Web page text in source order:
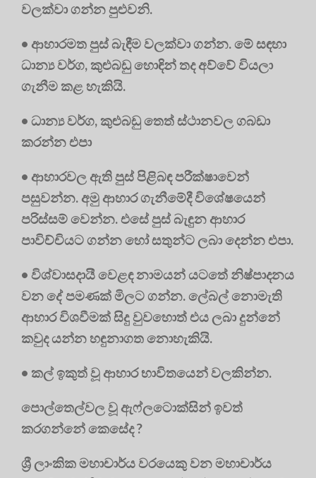
වලක්වා ගන්න පුළුවනි.
• ආහාරමත පුස් බැඳීම වලක්වා ගන්න. මේ සඳහා
ධාන්‍ය වර්ග, කුළුබඩු හොඳින් තද අව්වේ වියලා
ගැනීම කළ හැකියි.
• ධාන්‍ය වර්ග, කුළුබඩු තෙත් ස්ථානවල ගබඩා
කරන්න එපා
• ආහාරවල ඇති පුස් පිළිබඳ පරීක්ෂාවෙන්
පසුවන්න. අමු ආහාර ගැනීමේදී විශේෂයෙන්
පරිස්සම් වෙන්න. එසේ පුස් බැඳුන ආහාර
පාවිච්චියට ගන්න හෝ සතුන්ට ලබා දෙන්න එපා.
• විශ්වාසදායී වෙළඳ නාමයන් යටතේ නිෂ්පාදනය
වන දේ පමණක් මිලට ගන්න. ලේබල් නොමැති
ආහාර විශවීමක් සිදු වුවහොත් එය ලබා දුන්නේ
කවුද යන්න හඳුනාගත නොහැකියි.
• කල් ඉකුත් වූ ආහාර භාවිතයෙන් වලකින්න.
පොල්තෙල්වල වූ ඇෆ්ලටොක්සින් ඉවත්
කරගන්නේ කෙසේද ?
ශ්‍රී ලාංකික මහාචාර්ය වරයෙකු වන මහාචාර්ය